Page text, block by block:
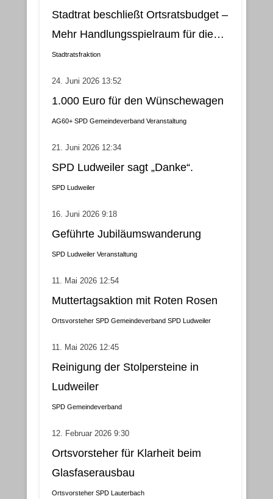
Stadtrat beschließt Ortsratsbudget –
Mehr Handlungsspielraum für die
Gemeindebezirke
Stadtratsfraktion
24. Juni 2026 13:52
1.000 Euro für den Wünschewagen
AG60+ SPD Gemeindeverband Veranstaltung
21. Juni 2026 12:34
SPD Ludweiler sagt „Danke“.
SPD Ludweiler
16. Juni 2026 9:18
Geführte Jubiläumswanderung
SPD Ludweiler Veranstaltung
11. Mai 2026 12:54
Muttertagsaktion mit Roten Rosen
Ortsvorsteher SPD Gemeindeverband SPD Ludweiler
11. Mai 2026 12:45
Reinigung der Stolpersteine in
Ludweiler
SPD Gemeindeverband
12. Februar 2026 9:30
Ortsvorsteher für Klarheit beim
Glasfaserausbau
Ortsvorsteher SPD Lauterbach